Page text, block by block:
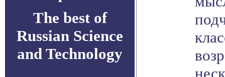
The best of
Russian Science
and Technology